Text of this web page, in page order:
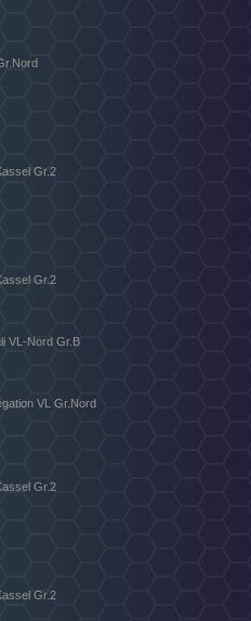
Gr.2
Gr.2
VL-Nord Gr.B
VL Gr.Nord
Gr.2
Gr.2